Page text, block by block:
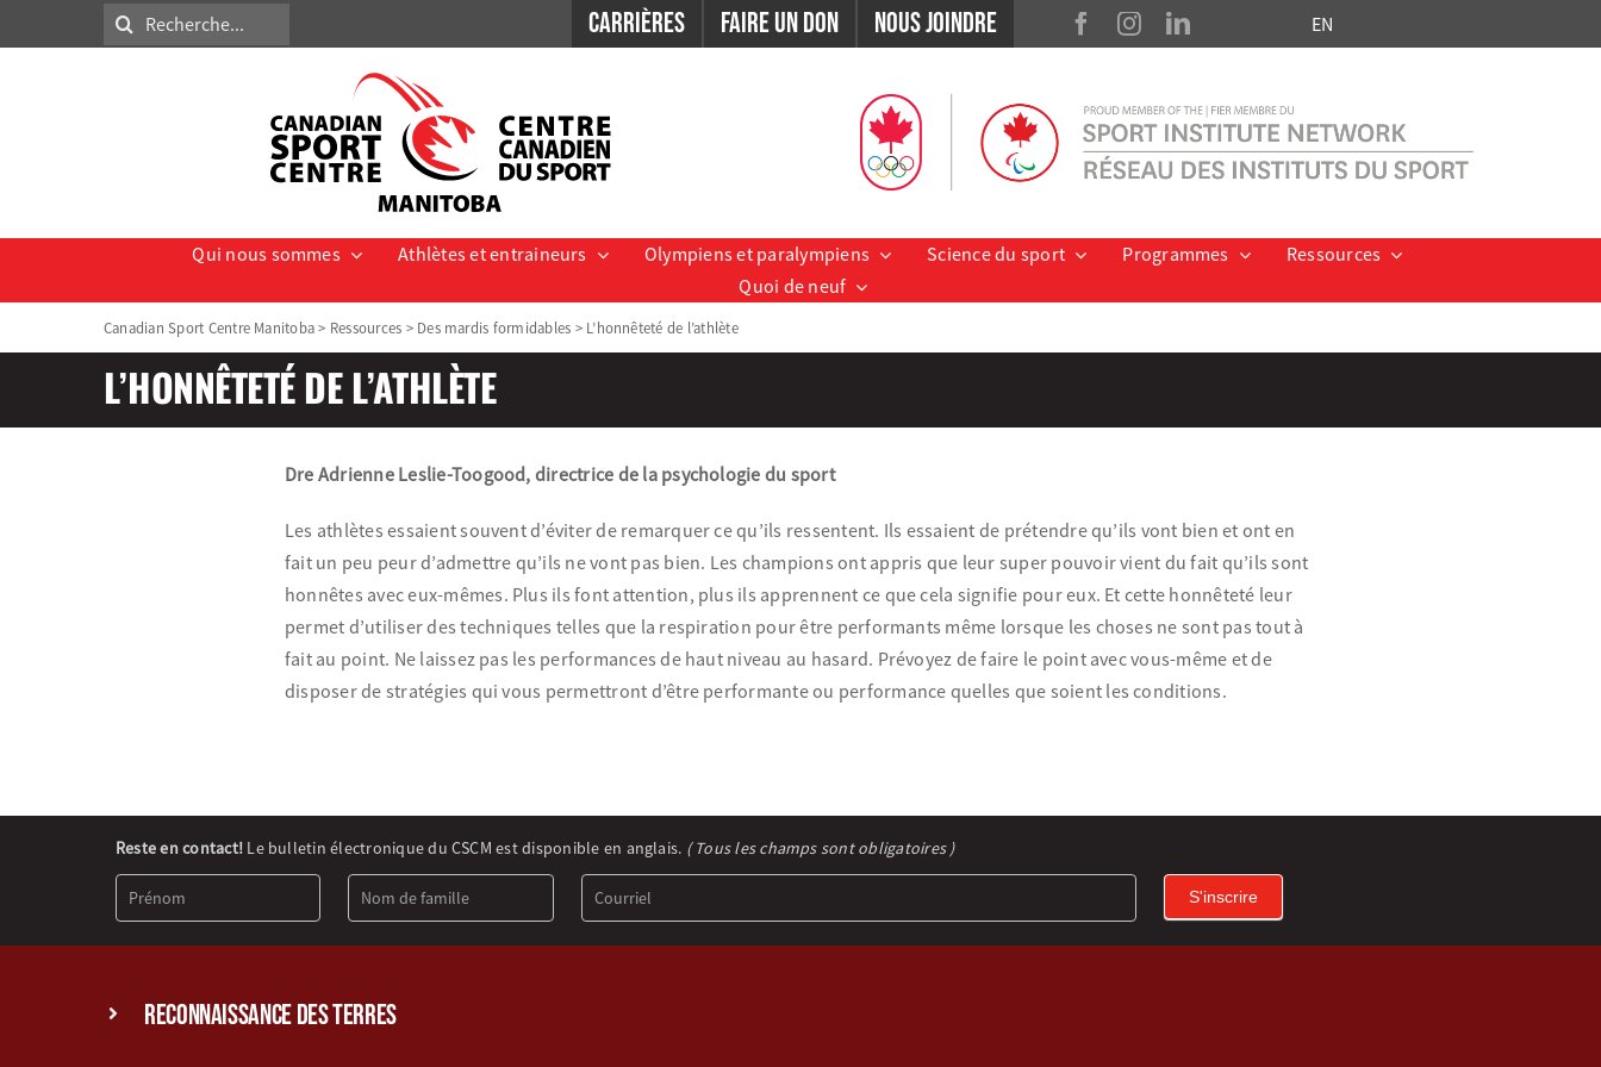
to
Search
for:
Carrières Faire un don Nous Joindre EN
Qui nous sommes Athlètes et entraineurs Olympiens et paralympiens Science du sport Programmes
Ressources
Quoi de neuf
Canadian Sport Centre Manitoba> Ressources > Des mardis formidables > L’honnêteté de l’athlète
L’HONNÊTETÉ DE L’ATHLÈTE
Dre Adrienne Leslie-Toogood, directrice de la psychologie du sport
Les athlètes essaient souvent d’éviter de remarquer ce qu’ils ressentent. Ils essaient de prétendre qu’ils vont bien et ont en
fait un peu peur d’admettre qu’ils ne vont pas bien. Les champions ont appris que leur super pouvoir vient du fait qu’ils sont
honnêtes avec eux-mêmes. Plus ils font attention, plus ils apprennent ce que cela signifie pour eux. Et cette honnêteté leur
permet d’utiliser des techniques telles que la respiration pour être performants même lorsque les choses ne sont pas tout à
fait au point. Ne laissez pas les performances de haut niveau au hasard. Prévoyez de faire le point avec vous-même et de
disposer de stratégies qui vous permettront d’être performante ou performance quelles que soient les conditions.
Newsletter
Signup
(FR)
Reste en contact! Le bulletin électronique du CSCM est disponible en anglais. ( Tous les champs sont obligatoires )
S'inscrire
reconnaissance des terres